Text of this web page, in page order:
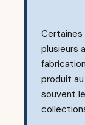
Certaines
plusieurs
produit
souvent